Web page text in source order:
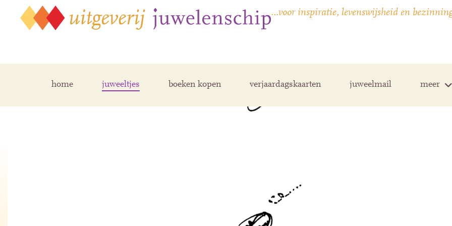
…voor inspiratie, levenswijsheid en
home juweeltjes boeken kopen verjaardagskaarten juweelmail meer